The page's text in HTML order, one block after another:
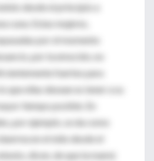
desde el principio a
cuna. Estas mujeres,
por el momento
por la emoción, no
fuertes para
que ellas desean es tener a su
tiempo posible. En
por ejemplo, se da como
en el nido desde el
dicen, de que la mamá